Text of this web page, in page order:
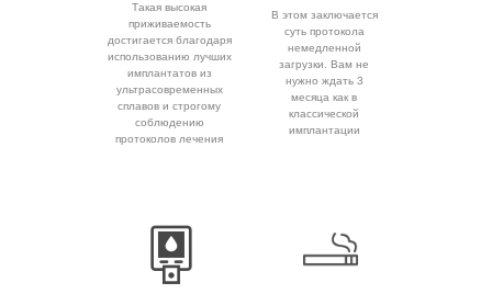
Такая высокая
приживаемость
достигается благодаря
использованию лучших
имплантатов из
ультрасовременных
сплавов и строгому
соблюдению
протоколов лечения
В этом заключается
суть протокола
немедленной
загрузки. Вам не
нужно ждать 3
месяца как в
классической
имплантации